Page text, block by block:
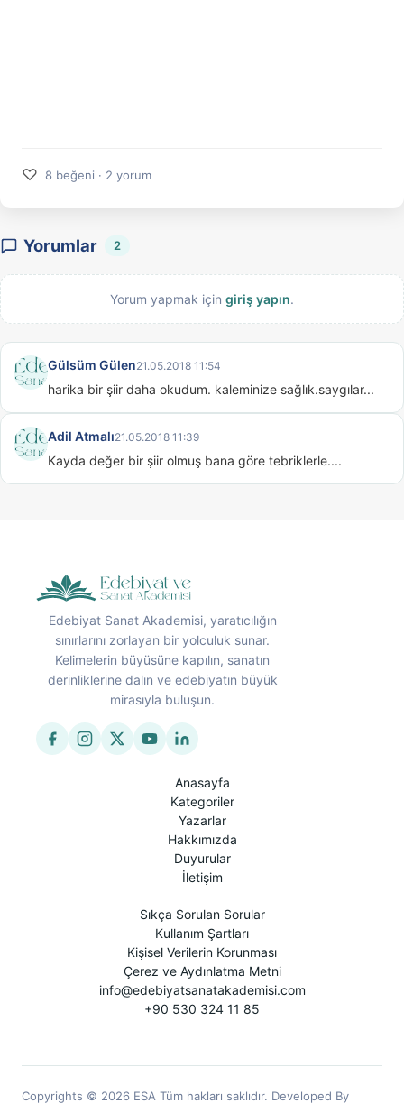
♡ 8 beğeni · 2 yorum
Yorumlar 2
Yorum yapmak için giriş yapın.
Gülsüm Gülen21.05.2018 11:54
harika bir şiir daha okudum. kaleminize sağlık.saygılar...
Adil Atmalı21.05.2018 11:39
Kayda değer bir şiir olmuş bana göre tebriklerle....
Edebiyat Sanat Akademisi, yaratıcılığın
sınırlarını zorlayan bir yolculuk sunar.
Kelimelerin büyüsüne kapılın, sanatın
derinliklerine dalın ve edebiyatın büyük
mirasıyla buluşun.
Anasayfa
Kategoriler
Yazarlar
Hakkımızda
Duyurular
İletişim
Sıkça Sorulan Sorular
Kullanım Şartları
Kişisel Verilerin Korunması
Çerez ve Aydınlatma Metni
info@edebiyatsanatakademisi.com
+90 530 324 11 85
Copyrights © 2026 ESA Tüm hakları saklıdır. Developed By